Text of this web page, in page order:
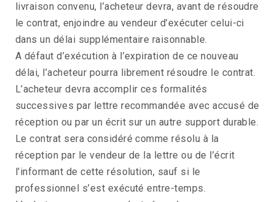
livraison convenu, l’acheteur devra, avant de résoudre
le contrat, enjoindre au vendeur d’exécuter celui-ci
dans un délai supplémentaire raisonnable.
A défaut d’exécution à l’expiration de ce nouveau
délai, l’acheteur pourra librement résoudre le contrat.
L’acheteur devra accomplir ces formalités
successives par lettre recommandée avec accusé de
réception ou par un écrit sur un autre support durable.
Le contrat sera considéré comme résolu à la
réception par le vendeur de la lettre ou de l’écrit
l’informant de cette résolution, sauf si le
professionnel s’est exécuté entre-temps.